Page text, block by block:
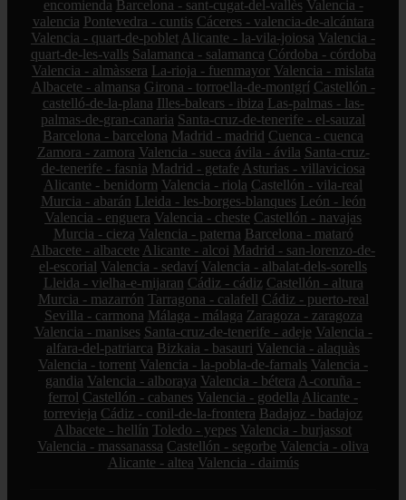
encomienda Barcelona - sant-cugat-del-vallès Valencia -
valencia Pontevedra - cuntis Cáceres - valencia-de-alcántara
Valencia - quart-de-poblet Alicante - la-vila-joiosa Valencia -
quart-de-les-valls Salamanca - salamanca Córdoba - córdoba
Valencia - almàssera La-rioja - fuenmayor Valencia - mislata
Albacete - almansa Girona - torroella-de-montgrí Castellón -
castelló-de-la-plana Illes-balears - ibiza Las-palmas - las-
palmas-de-gran-canaria Santa-cruz-de-tenerife - el-sauzal
Barcelona - barcelona Madrid - madrid Cuenca - cuenca
Zamora - zamora Valencia - sueca ávila - ávila Santa-cruz-
de-tenerife - fasnia Madrid - getafe Asturias - villaviciosa
Alicante - benidorm Valencia - riola Castellón - vila-real
Murcia - abarán Lleida - les-borges-blanques León - león
Valencia - enguera Valencia - cheste Castellón - navajas
Murcia - cieza Valencia - paterna Barcelona - mataró
Albacete - albacete Alicante - alcoi Madrid - san-lorenzo-de-
el-escorial Valencia - sedaví Valencia - albalat-dels-sorells
Lleida - vielha-e-mijaran Cádiz - cádiz Castellón - altura
Murcia - mazarrón Tarragona - calafell Cádiz - puerto-real
Sevilla - carmona Málaga - málaga Zaragoza - zaragoza
Valencia - manises Santa-cruz-de-tenerife - adeje Valencia -
alfara-del-patriarca Bizkaia - basauri Valencia - alaquàs
Valencia - torrent Valencia - la-pobla-de-farnals Valencia -
gandia Valencia - alboraya Valencia - bétera A-coruña -
ferrol Castellón - cabanes Valencia - godella Alicante -
torrevieja Cádiz - conil-de-la-frontera Badajoz - badajoz
Albacete - hellín Toledo - yepes Valencia - burjassot
Valencia - massanassa Castellón - segorbe Valencia - oliva
Alicante - altea Valencia - daimús